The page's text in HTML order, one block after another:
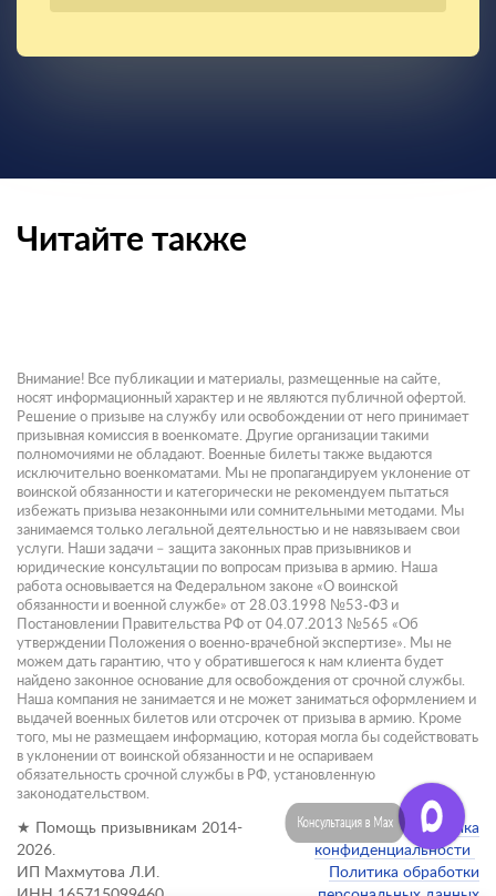
Читайте также
Консультация в Max
Внимание! Все публикации и материалы, размещенные на сайте,
носят информационный характер и не являются публичной офертой.
Решение о призыве на службу или освобождении от него принимает
призывная комиссия в военкомате. Другие организации такими
полномочиями не обладают. Военные билеты также выдаются
исключительно военкоматами. Мы не пропагандируем уклонение от
воинской обязанности и категорически не рекомендуем пытаться
избежать призыва незаконными или сомнительными методами. Мы
занимаемся только легальной деятельностью и не навязываем свои
услуги. Наши задачи – защита законных прав призывников и
юридические консультации по вопросам призыва в армию. Наша
работа основывается на Федеральном законе «О воинской
обязанности и военной службе» от 28.03.1998 №53-ФЗ и
Постановлении Правительства РФ от 04.07.2013 №565 «Об
утверждении Положения о военно-врачебной экспертизе». Мы не
можем дать гарантию, что у обратившегося к нам клиента будет
найдено законное основание для освобождения от срочной службы.
Наша компания не занимается и не может заниматься оформлением и
выдачей военных билетов или отсрочек от призыва в армию. Кроме
того, мы не размещаем информацию, которая могла бы содействовать
в уклонении от воинской обязанности и не оспариваем
обязательность срочной службы в РФ, установленную
законодательством.
★ Помощь призывникам 2014-
2026.
ИП Махмутова Л.И.
Политика
конфиденциальности
Политика обработки